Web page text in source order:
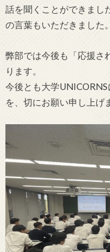
話を聞くことができまし
の言葉もいただきました。
弊部では今後も「応援さ
ります。
今後とも大学
を、切にお願い申し上げ